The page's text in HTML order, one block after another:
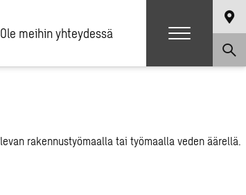
Ole meihin yhteydessä